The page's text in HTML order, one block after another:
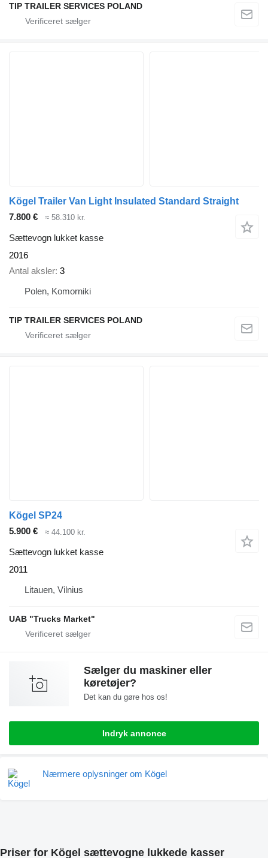
TIP TRAILER SERVICES POLAND
Kögel Trailer Van Light Insulated Standard Straight
7.800 €
≈ 58.310 kr.
Sættevogn lukket kasse
2016
Antal aksler 3
Polen, Komorniki
TIP TRAILER SERVICES POLAND
Kögel SP24
5.900 €
≈ 44.100 kr.
Sættevogn lukket kasse
2011
Litauen, Vilnius
UAB "Trucks Market"
Sælger du maskiner eller
køretøjer?
Det kan du gøre hos os!
Indryk annonce
Nærmere oplysninger om Kögel
Priser for Kögel sættevogne lukkede kasser